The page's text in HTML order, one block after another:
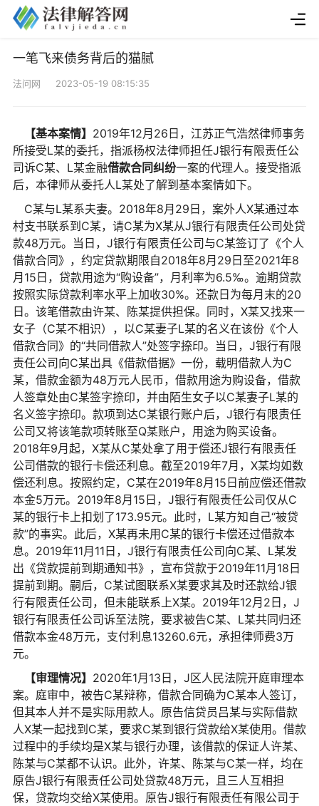
一笔飞来债务背后的猫腻
法问网 2023-05-19 08:15:35
【基本案情】 2019年12月26日，江苏正气浩然律师事务
所接受L某的委托，指派杨权法律师担任J银行有限责任公
司诉C某、L某金融借款合同纠纷一案的代理人。接受指派
后，本律师从委托人L某处了解到基本案情如下。
C某与L某系夫妻。2018年8月29日，案外人X某通过本
村支书联系到C某，请C某为X某从J银行有限责任公司处贷
款48万元。当日，J银行有限责任公司与C某签订了《个人
借款合同》，约定贷款期限自2018年8月29日至2021年8
月15日，贷款用途为“购设备”，月利率为6.5‰。逾期贷款
按照实际贷款利率水平上加收30%。还款日为每月末的20
日。该笔借款由许某、陈某提供担保。同时，X某又找来一
女子（C某不相识），以C某妻子L某的名义在该份《个人
借款合同》的“共同借款人”处签字捺印。当日，J银行有限
责任公司向C某出具《借款借据》一份，载明借款人为C
某，借款金额为48万元人民币，借款用途为购设备，借款
人签章处由C某签字捺印，并由陌生女子以C某妻子L某的
名义签字捺印。款项到达C某银行账户后，J银行有限责任
公司又将该笔款项转账至Q某账户，用途为购买设备。
2018年9月起，X某从C某处拿了用于偿还J银行有限责任
公司借款的银行卡偿还利息。截至2019年7月，X某均如数
偿还利息。按照约定，C某在2019年8月15日前应偿还借款
本金5万元。2019年8月15日，J银行有限责任公司仅从C
某的银行卡上扣划了173.95元。此时，L某方知自己“被贷
款”的事实。此后，X某再未用C某的银行卡偿还过借款本
息。2019年11月11日，J银行有限责任公司向C某、L某发
出《贷款提前到期通知书》，宣布贷款于2019年11月18日
提前到期。嗣后，C某试图联系X某要求其及时还款给J银
行有限责任公司，但未能联系上X某。2019年12月2日，J
银行有限责任公司诉至法院，要求被告C某、L某共同归还
借款本金48万元，支付利息13260.6元，承担律师费3万
元。
【审理情况】 2020年1月13日，J区人民法院开庭审理本
案。庭审中，被告C某辩称，借款合同确为C某本人签订，
但其本人并不是实际用款人。原告信贷员吕某与实际借款
人X某一起找到C某，要求C某到银行贷款给X某使用。借款
过程中的手续均是X某与银行办理，该借款的保证人许某、
陈某与C某都不认识。此外，许某、陈某与C某一样，均在
原告J银行有限责任公司处贷款48万元，且三人互相担
保，贷款均交给X某使用。原告J银行有限责任有限公司于